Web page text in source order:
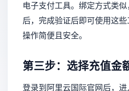
电子支付工具。绑定方式类
后，完成验证后即可使用这些
操作简便且安全。
第三步：选择充值金
登录到阿里云国际官网后，进